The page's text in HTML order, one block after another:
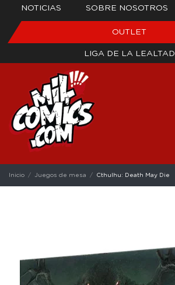
NOTICIAS SOBRE NOSOTROS
OUTLET
LIGA DE LA LEALTAD
Inicio Juegos de mesa Cthulhu: Death May Die